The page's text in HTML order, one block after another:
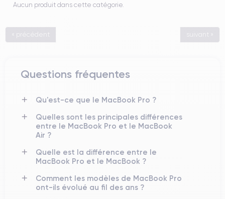
Aucun produit dans cette catégorie.
« précédent suivant »
Questions fréquentes
Qu'est-ce que le MacBook Pro ?
Quelles sont les principales différences
entre le MacBook Pro et le MacBook
Air ?
Quelle est la différence entre le
MacBook Pro et le MacBook ?
Comment les modèles de MacBook Pro
ont-ils évolué au fil des ans ?